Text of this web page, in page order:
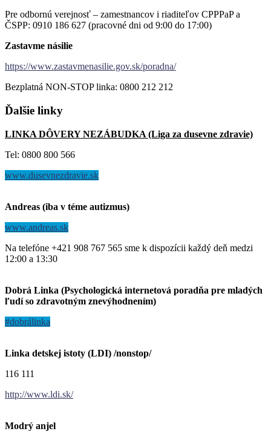
Pre odbornú verejnosť – zamestnancov i riaditeľov CPPPaP a
ČSPP: 0910 186 627 (pracovné dni od 9:00 do 17:00)
Zastavme násilie
https://www.zastavmenasilie.gov.sk/poradna/
Bezplatná NON-STOP linka: 0800 212 212
Ďalšie linky
LINKA DÔVERY NEZÁBUDKA (Liga za dusevne zdravie)
Tel: 0800 800 566
www.dusevnezdravie.sk
Andreas (iba v téme autizmus)
www.andreas.sk
Na telefóne +421 908 767 565 sme k dispozícii každý deň medzi
12:00 a 13:30
Dobrá Linka (Psychologická internetová poradňa pre mladých
ľudí so zdravotným znevýhodnením)
#dobrálinka
Linka detskej istoty (LDI) /nonstop/
116 111
http://www.ldi.sk/
Modrý anjel